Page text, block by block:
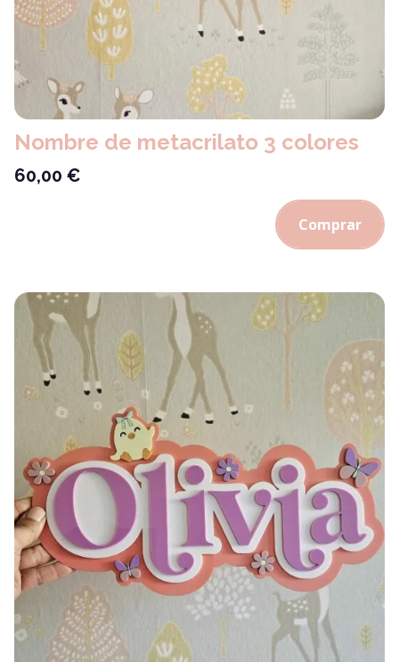
Nombre de metacrilato 3 colores
60,00 €
Comprar